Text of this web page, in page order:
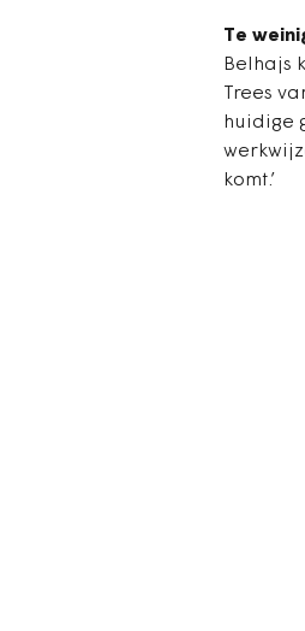
Te
Belhajs
Trees
huidige
komt.’